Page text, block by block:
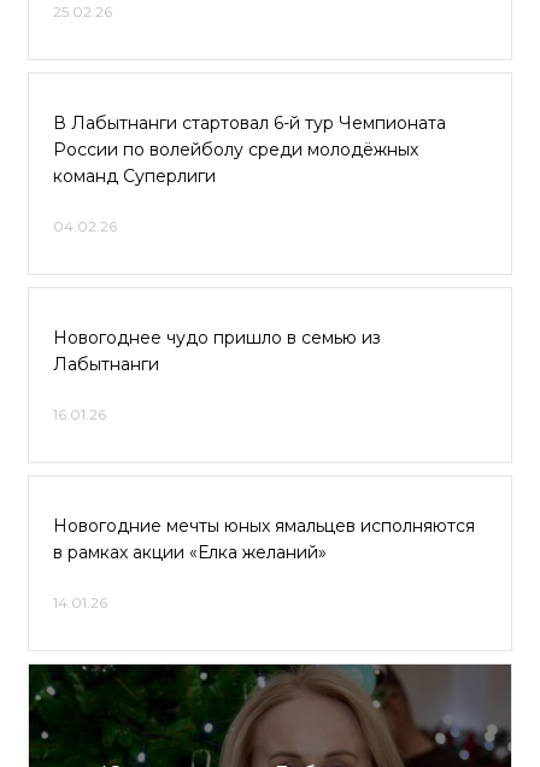
25.02.26
В Лабытнанги стартовал 6-й тур Чемпионата
России по волейболу среди молодёжных
команд Суперлиги
04.02.26
Новогоднее чудо пришло в семью из
Лабытнанги
16.01.26
Новогодние мечты юных ямальцев исполняются
в рамках акции «Елка желаний»
14.01.26